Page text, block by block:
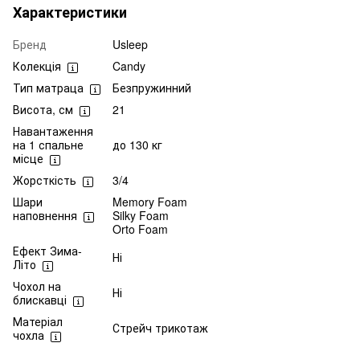
Характеристики
Бренд
Usleep
Колекція
Candy
Тип матраца
Безпружинний
Висота, см
21
Навантаження
на 1 спальне
місце
до 130 кг
Жорсткість
3/4
Шари
наповнення
Memory Foam
Silky Foam
Orto Foam
Ефект Зима-
Літо
Ні
Чохол на
блискавці
Ні
Матеріал
чохла
Стрейч трикотаж